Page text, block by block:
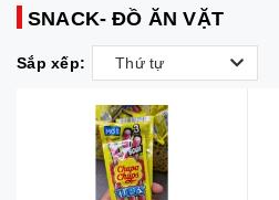
SNACK- ĐỒ ĂN VẶT
Sắp xếp: Thứ tự